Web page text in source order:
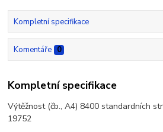
Kompletní specifikace
Komentáře 0
Kompletní specifikace
Výtěžnost (čb., A4) 8400 standardních
19752